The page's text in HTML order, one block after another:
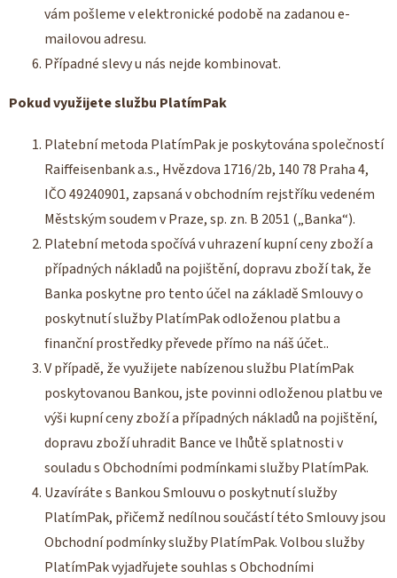
vám pošleme v elektronické podobě na zadanou e-
mailovou adresu.
Případné slevy u nás nejde kombinovat.
Pokud využijete službu PlatímPak
Platební metoda PlatímPak je poskytována společností
Raiffeisenbank a.s., Hvězdova 1716/2b, 140 78 Praha 4,
IČO 49240901, zapsaná v obchodním rejstříku vedeném
Městským soudem v Praze, sp. zn. B 2051 („Banka“).
Platební metoda spočívá v uhrazení kupní ceny zboží a
případných nákladů na pojištění, dopravu zboží tak, že
Banka poskytne pro tento účel na základě Smlouvy o
poskytnutí služby PlatímPak odloženou platbu a
finanční prostředky převede přímo na náš účet..
V případě, že využijete nabízenou službu PlatímPak
poskytovanou Bankou, jste povinni odloženou platbu ve
výši kupní ceny zboží a případných nákladů na pojištění,
dopravu zboží uhradit Bance ve lhůtě splatnosti v
souladu s Obchodními podmínkami služby PlatímPak.
Uzavíráte s Bankou Smlouvu o poskytnutí služby
PlatímPak, přičemž nedílnou součástí této Smlouvy jsou
Obchodní podmínky služby PlatímPak. Volbou služby
PlatímPak vyjadřujete souhlas s Obchodními